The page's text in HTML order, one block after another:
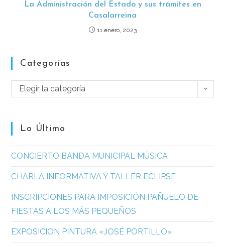
La Administración del Estado y sus trámites en
Casalarreina
11 enero, 2023
Categorías
Elegir la categoría
Lo Último
CONCIERTO BANDA MUNICIPAL MÚSICA
CHARLA INFORMATIVA Y TALLER ECLIPSE
INSCRIPCIONES PARA IMPOSICIÓN PAÑUELO DE
FIESTAS A LOS MÁS PEQUEÑOS
EXPOSICION PINTURA «JOSÉ PORTILLO»